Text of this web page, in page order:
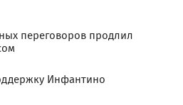
переговоров продлил
Инфантино